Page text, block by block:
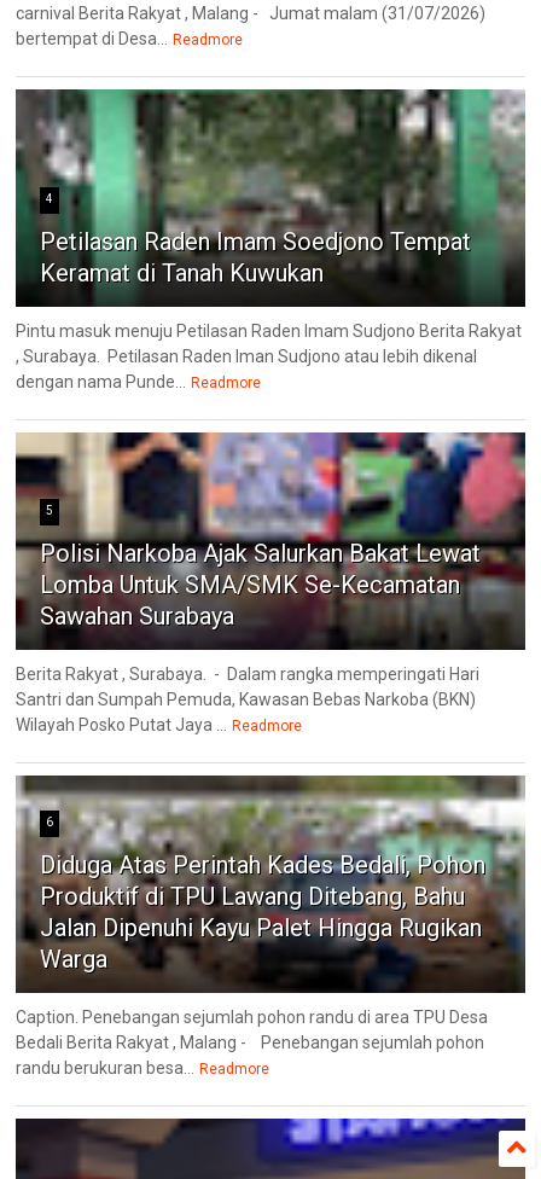
carnival Berita Rakyat , Malang - Jumat malam (31/07/2026)
bertempat di Desa...
Readmore
4
Petilasan Raden Imam Soedjono Tempat
Keramat di Tanah Kuwukan
Pintu masuk menuju Petilasan Raden Imam Sudjono Berita Rakyat
, Surabaya. Petilasan Raden Iman Sudjono atau lebih dikenal
dengan nama Punde...
Readmore
5
Polisi Narkoba Ajak Salurkan Bakat Lewat
Lomba Untuk SMA/SMK Se-Kecamatan
Sawahan Surabaya
Berita Rakyat , Surabaya. - Dalam rangka memperingati Hari
Santri dan Sumpah Pemuda, Kawasan Bebas Narkoba (BKN)
Wilayah Posko Putat Jaya ...
Readmore
6
Diduga Atas Perintah Kades Bedali, Pohon
Produktif di TPU Lawang Ditebang, Bahu
Jalan Dipenuhi Kayu Palet Hingga Rugikan
Warga
Caption. Penebangan sejumlah pohon randu di area TPU Desa
Bedali Berita Rakyat , Malang - Penebangan sejumlah pohon
randu berukuran besa...
Readmore